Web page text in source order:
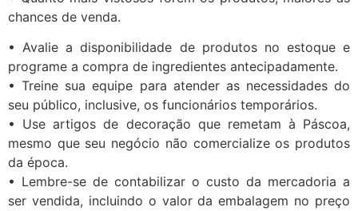
chances de venda.
• Avalie a disponibilidade de produtos no estoque e
programe a compra de ingredientes antecipadamente.
• Treine sua equipe para atender as necessidades do
seu público, inclusive, os funcionários temporários.
• Use artigos de decoração que remetam à Páscoa,
mesmo que seu negócio não comercialize os produtos
da época.
• Lembre-se de contabilizar o custo da mercadoria a
ser vendida, incluindo o valor da embalagem no preço